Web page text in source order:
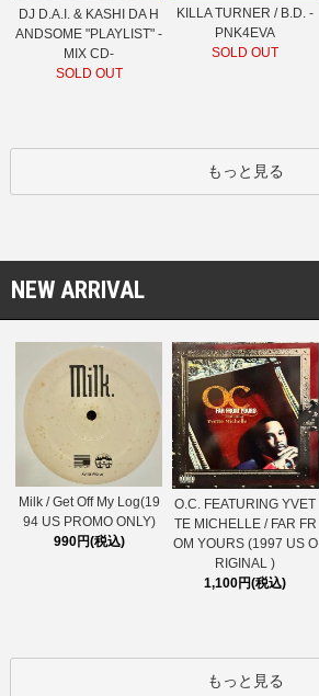
DJ D.A.I. & KASHI DA H
ANDSOME "PLAYLIST" -
MIX CD-
SOLD OUT
KILLA TURNER / B.D. -
PNK4EVA
SOLD OUT
もっと見る
NEW ARRIVAL
Milk / Get Off My Log(19
94 US PROMO ONLY)
990円(税込)
O.C. FEATURING YVET
TE MICHELLE / FAR FR
OM YOURS (1997 US O
RIGINAL )
1,100円(税込)
もっと見る